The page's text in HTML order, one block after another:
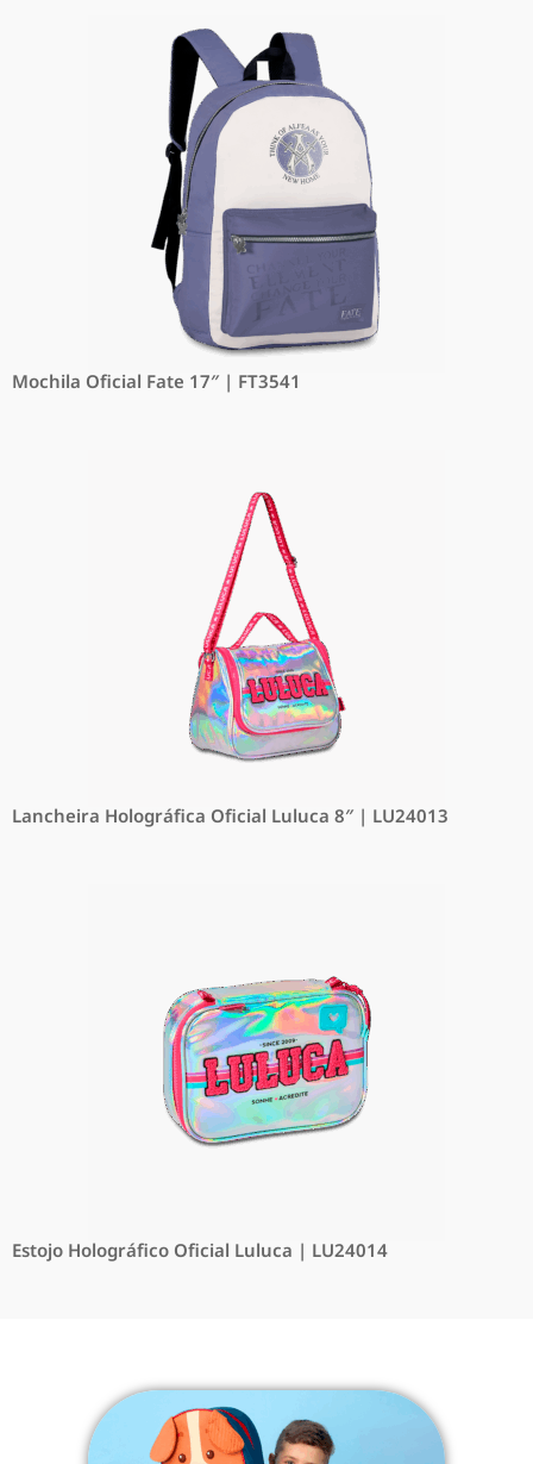
Mochila Oficial Fate 17″ | FT3541
Lancheira Holográfica Oficial Luluca 8″ | LU24013
Estojo Holográfico Oficial Luluca | LU24014